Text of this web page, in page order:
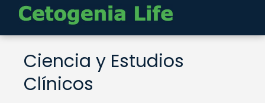
Ciencia y Estudios
Clínicos